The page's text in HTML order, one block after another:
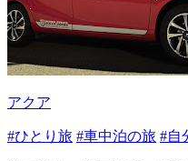
アクア
#ひとり旅 #車中泊の旅 #自